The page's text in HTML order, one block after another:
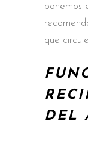
ponemos
que
DEL